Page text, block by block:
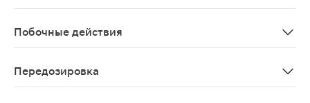
Побочные действия
Передозировка